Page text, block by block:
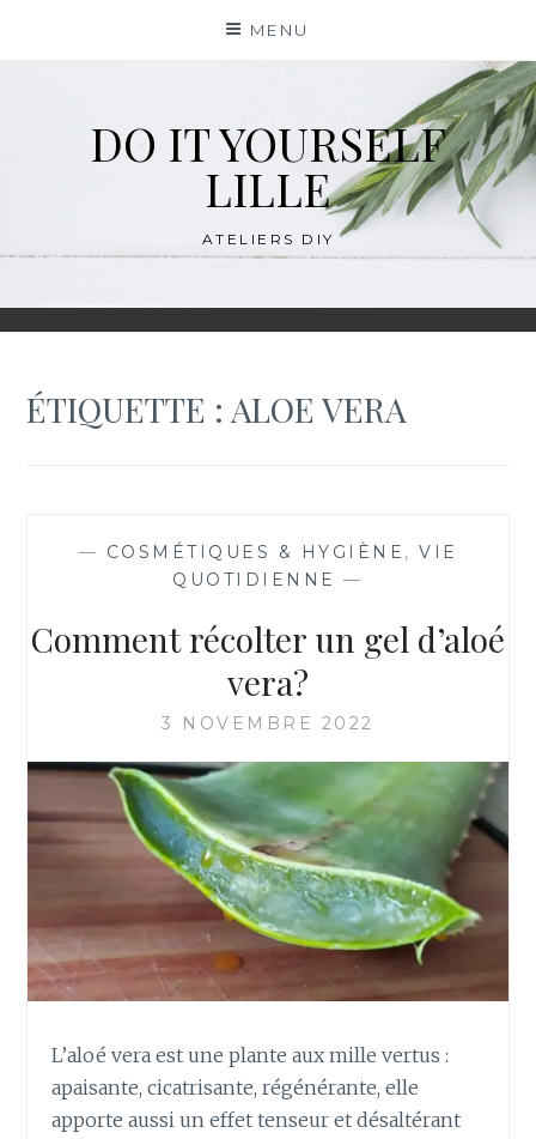
MENU
DO IT YOURSELF
LILLE
ATELIERS DIY
ÉTIQUETTE : ALOE VERA
— COSMÉTIQUES & HYGIÈNE , VIE
QUOTIDIENNE —
Comment récolter un gel d’aloé
vera?
3 NOVEMBRE 2022
L’aloé vera est une plante aux mille vertus :
apaisante, cicatrisante, régénérante, elle
apporte aussi un effet tenseur et désaltérant